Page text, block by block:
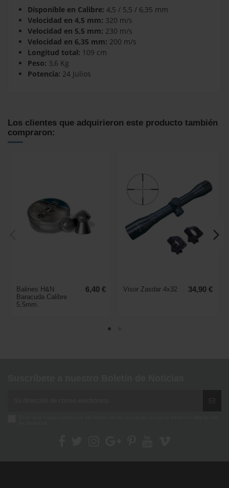
Disponible en Calibre: 4,5 / 5,5 / 6,35 mm
Velocidad en 4,5 mm: 320 m/s
Velocidad en 5,5 mm: 230 m/s
Velocidad en 6,35 mm: 200 m/s
Longitud total: 109 cm
Peso: 3,6 Kg
Potencia: 24 Julios
Los clientes que adquirieron este producto también
compraron:
Balines H&N
Baracuda Calibre
5,5mm.
6,40 € Visor Zasdar 4x32 34,90 €